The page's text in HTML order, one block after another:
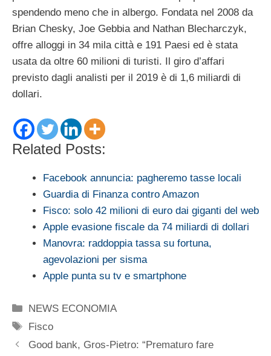
spendendo meno che in albergo. Fondata nel 2008 da
Brian Chesky, Joe Gebbia and Nathan Blecharczyk,
offre alloggi in 34 mila città e 191 Paesi ed è stata
usata da oltre 60 milioni di turisti. Il giro d’affari
previsto dagli analisti per il 2019 è di 1,6 miliardi di
dollari.
Related Posts:
Facebook annuncia: pagheremo tasse locali
Guardia di Finanza contro Amazon
Fisco: solo 42 milioni di euro dai giganti del web
Apple evasione fiscale da 74 miliardi di dollari
Manovra: raddoppia tassa su fortuna,
agevolazioni per sisma
Apple punta su tv e smartphone
Categorie
NEWS ECONOMIA
Tag
Fisco
Good bank, Gros-Pietro: “Prematuro fare